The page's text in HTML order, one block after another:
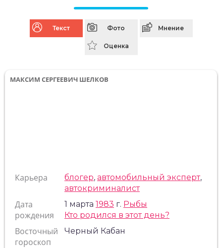
Текст Фото Мнение
Оценка
МАКСИМ СЕРГЕЕВИЧ ШЕЛКОВ
Карьера блогер, автомобильный эксперт,
автокриминалист
Дата
рождения
1 марта 1983 г. Рыбы
Кто родился в этот день?
Восточный
гороскоп
Черный Кабан